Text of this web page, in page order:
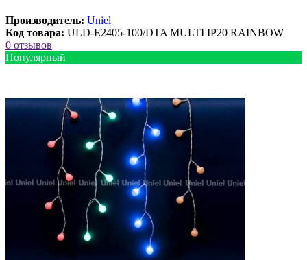
Производитель: Uniel
Код товара: ULD-E2405-100/DTA MULTI IP20 RAINBOW
0 отзывов
Популярный